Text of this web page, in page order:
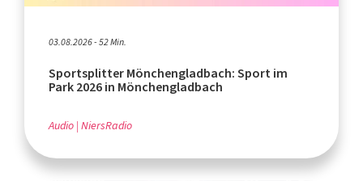
03.08.2026 - 52 Min.
Sportsplitter Mönchengladbach: Sport im
Park 2026 in Mönchengladbach
Audio NiersRadio